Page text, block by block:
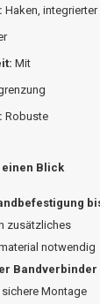
Haken, integrierter
Mit
Robuste
Blick
zusätzliches
notwendig
Bandverbinder
Montage